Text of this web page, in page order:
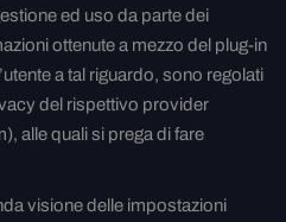
ed uso da parte dei
ottenute a mezzo del plug-in
a tal riguardo, sono regolati
del rispettivo provider
alle quali si prega di fare
visione delle impostazioni